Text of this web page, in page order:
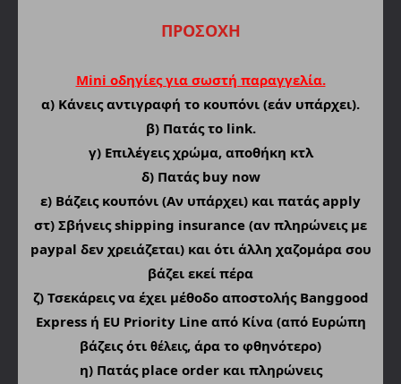
ΠΡΟΣΟΧΗ
Mini οδηγίες για σωστή παραγγελία.
α) Κάνεις αντιγραφή το κουπόνι (εάν υπάρχει).
β) Πατάς το link.
γ) Επιλέγεις χρώμα, αποθήκη κτλ
δ) Πατάς buy now
ε) Βάζεις κουπόνι (Αν υπάρχει) και πατάς apply
στ) Σβήνεις shipping insurance (αν πληρώνεις με
paypal δεν χρειάζεται) και ότι άλλη χαζομάρα σου
βάζει εκεί πέρα
ζ) Τσεκάρεις να έχει μέθοδο αποστολής Banggood
Express ή EU Priority Line από Κίνα (από Ευρώπη
βάζεις ότι θέλεις, άρα το φθηνότερο)
η) Πατάς place order και πληρώνεις